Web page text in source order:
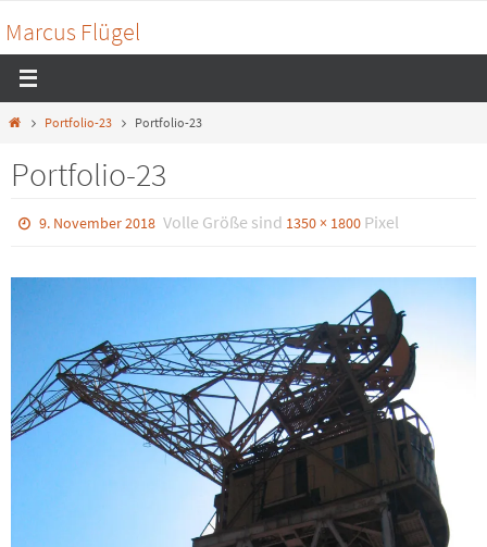
Inhalt
springen
Marcus Flügel
HomePortfolio-23 Portfolio-23
Portfolio-23
9. November 2018 Volle Größe sind 1350 × 1800 Pixel